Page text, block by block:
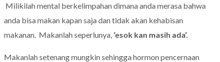
Milikilah mental berkelimpahan dimana anda merasa bahwa
anda bisa makan kapan saja dan tidak akan kehabisan
makanan. Makanlah seperlunya, ‘esok kan masih ada’.
Makanlah setenang mungkin sehingga hormon pencernaan